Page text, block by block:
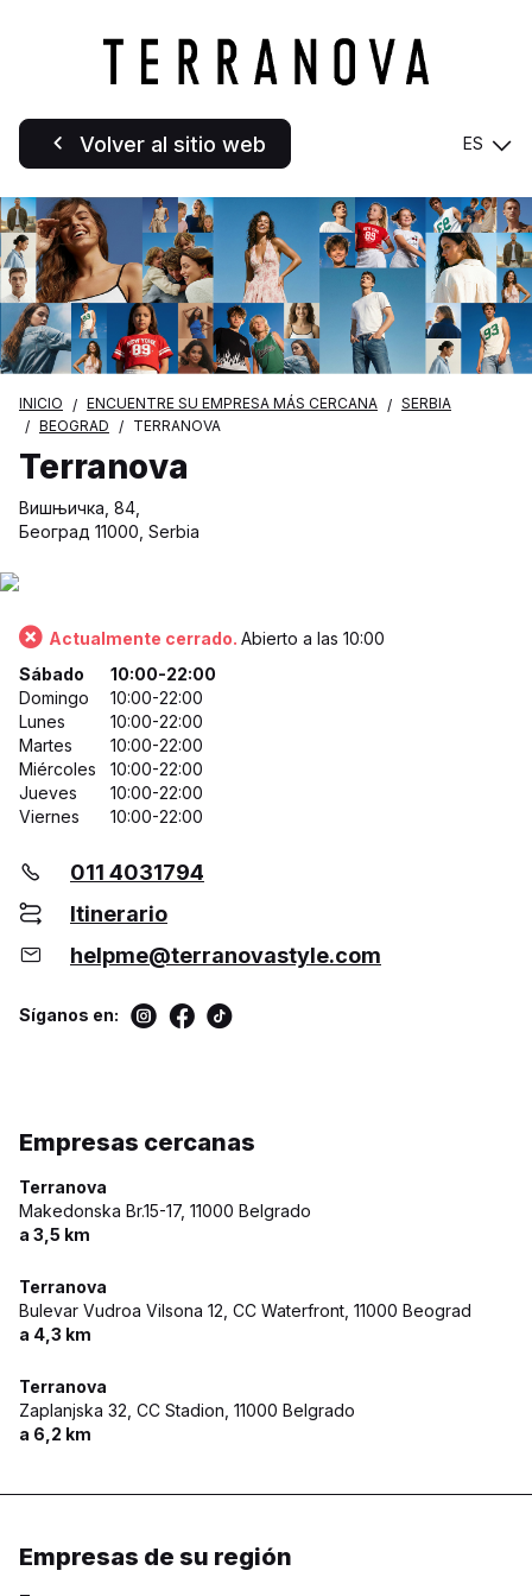
Volver al sitio web ES
INICIO ENCUENTRE SU EMPRESA MÁS CERCANA
SERBIA
BEOGRAD
TERRANOVA
Terranova
Вишњичка, 84,
Београд 11000, Serbia
Actualmente cerrado. Abierto a las 10:00
Sábado
10:00-22:00
Domingo
10:00-22:00
Lunes
10:00-22:00
Martes
10:00-22:00
Miércoles
10:00-22:00
Jueves
10:00-22:00
Viernes
10:00-22:00
011 4031794
Itinerario
helpme@terranovastyle.com
Síganos en:
Empresas cercanas
Terranova
Makedonska Br.15-17, 11000 Belgrado
a 3,5 km
Terranova
Bulevar Vudroa Vilsona 12, CC Waterfront, 11000 Beograd
a 4,3 km
Terranova
Zaplanjska 32, CC Stadion, 11000 Belgrado
a 6,2 km
Empresas de su región